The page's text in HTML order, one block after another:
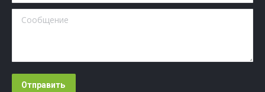
Сообщение
Отправить